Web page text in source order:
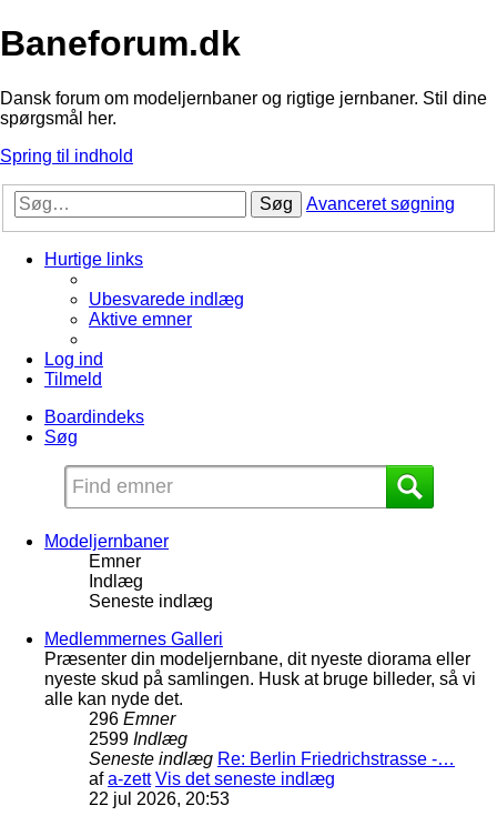
Baneforum.dk
Dansk forum om modeljernbaner og rigtige jernbaner. Stil dine
spørgsmål her.
Spring til indhold
Søg Avanceret søgning
Hurtige links
Ubesvarede indlæg
Aktive emner
Log ind
Tilmeld
Boardindeks
Søg
Modeljernbaner
Emner
Indlæg
Seneste indlæg
Medlemmernes Galleri
Præsenter din modeljernbane, dit nyeste diorama eller
nyeste skud på samlingen. Husk at bruge billeder, så vi
alle kan nyde det.
296 Emner
2599 Indlæg
Seneste indlæg Re: Berlin Friedrichstrasse -…
afa-zett Vis det seneste indlæg
22 jul 2026, 20:53